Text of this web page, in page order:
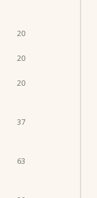
20
20
20
37
63